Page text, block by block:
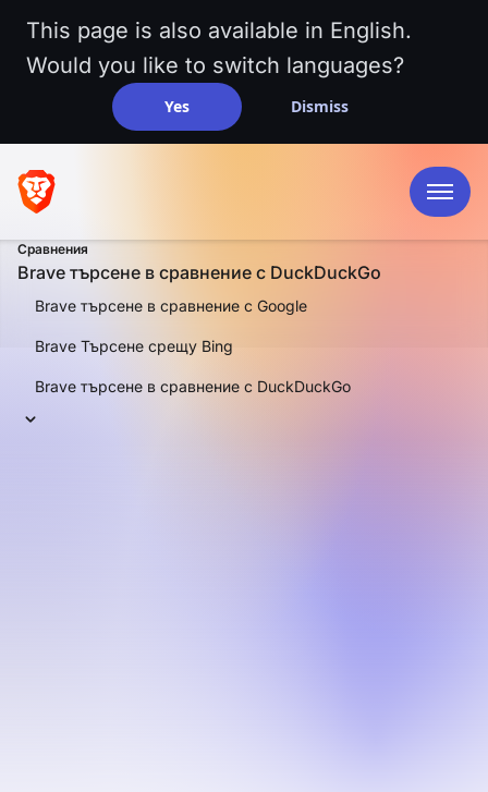
This page is also available in English.
Would you like to switch languages?
Yes Dismiss
Сравнения
Brave търсене в сравнение с DuckDuckGo
Brave търсене в сравнение с Google
Brave Търсене срещу Bing
Brave търсене в сравнение с DuckDuckGo
СРАВНЕНИЕ ЛИЦЕ В ЛИЦЕ